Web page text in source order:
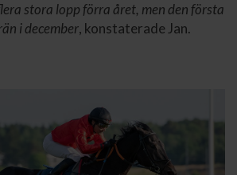
stora lopp förra året, men den första
i december, konstaterade Jan.